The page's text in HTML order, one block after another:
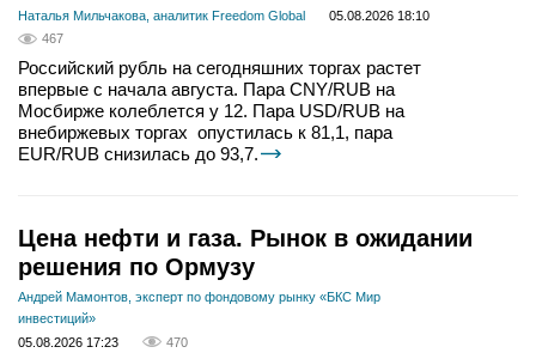
Наталья Мильчакова, аналитик Freedom Global
05.08.2026 18:10
467
Российский рубль на сегодняшних торгах растет
впервые с начала августа. Пара CNY/RUB на
Мосбирже колеблется у 12. Пара USD/RUB на
внебиржевых торгах опустилась к 81,1, пара
EUR/RUB снизилась до 93,7.
Цена нефти и газа. Рынок в ожидании
решения по Ормузу
Андрей Мамонтов, эксперт по фондовому рынку «БКС Мир
инвестиций»
05.08.2026 17:23
470